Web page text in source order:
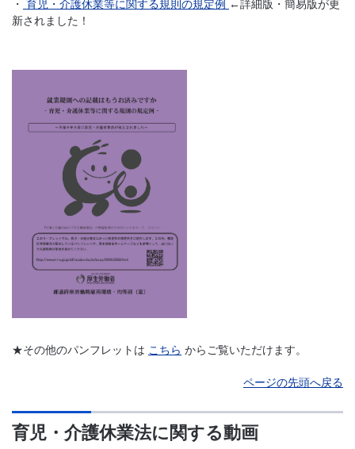
・ 育児・介護休業等に関する規則の規定例
←詳細版・簡易版が更
新されました！
★その他のパンフレットは こちら からご覧いただけます。
ページの先頭へ戻る
育児・介護休業法に関する動画